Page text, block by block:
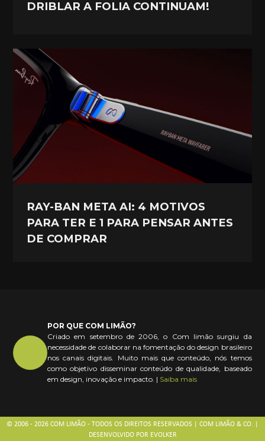
DRIBLAR A FOLIA CONTINUAM!
RAY-BAN META AI: 4 MOTIVOS
PARA TER E 1 PARA PENSAR ANTES
DE COMPRAR
POR QUE COM LIMÃO?
Criado em setembro de 2006, o Com limão surgiu da
necessidade de colaborar na fomentação do design brasileiro
nos canais digitais. Muito mais que conteúdo, nós temos
como objetivo disseminar conteúdo de qualidade, baseado
em design, inovação e impacto. | Saiba mais
© 2006 - 2026 COM LIMÃO - TODOS OS DIREITOS RESERVADOS | COM LIMÃO & CO. |
DESENVOLVIDO POR EVOLKER